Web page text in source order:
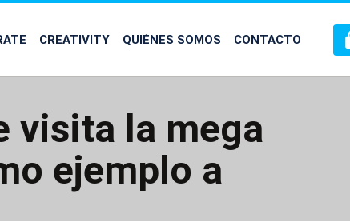
CREATIVITY QUIÉNES SOMOS CONTACTO
visita la mega
ejemplo a